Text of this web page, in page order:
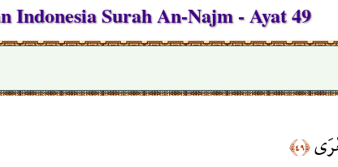
Indonesia Surah An-Najm - Ayat 49
﴿٤٩﴾